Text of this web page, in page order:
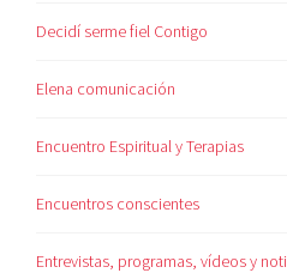
Decidí serme fiel Contigo
Elena comunicación
Encuentro Espiritual y Terapias
Encuentros conscientes
Entrevistas, programas, vídeos y